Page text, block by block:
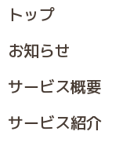
トップ
お知らせ
サービス概要
サービス紹介